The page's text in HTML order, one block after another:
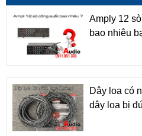
Amply 12
bao nhiêu
Dây loa có
dây loa bị